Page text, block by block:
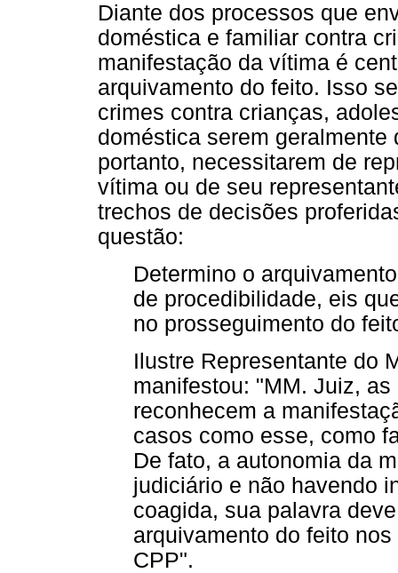
Diante dos processos que
doméstica e familiar contra
manifestação da vítima é
arquivamento do feito. Isso
crimes contra crianças,
doméstica serem
portanto, necessitarem de
vítima ou de seu
trechos de decisões
questão:
Determino o
de procedibilidade, eis
no prosseguimento do
Ilustre Representante do
manifestou: "MM. Juiz,
reconhecem a
casos como esse, como
De fato, a autonomia da
judiciário e não havendo
coagida, sua palavra
arquivamento do feito
CPP".